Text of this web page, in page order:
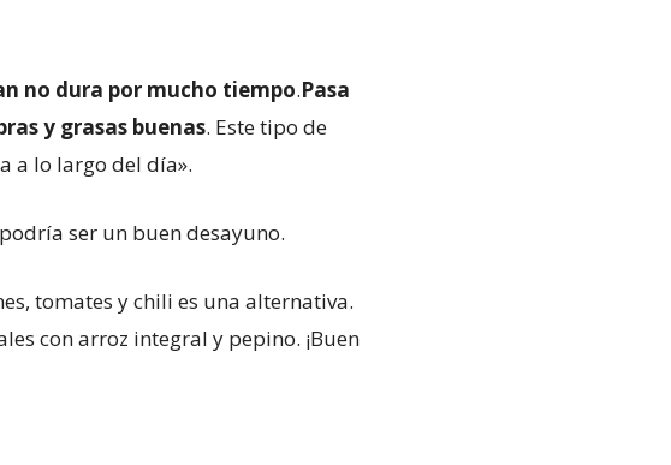
no dura por mucho tiempo.Pasa
y grasas buenas. Este tipo de
a lo largo del día».
ser un buen desayuno.
tomates y chili es una alternativa.
con arroz integral y pepino. ¡Buen